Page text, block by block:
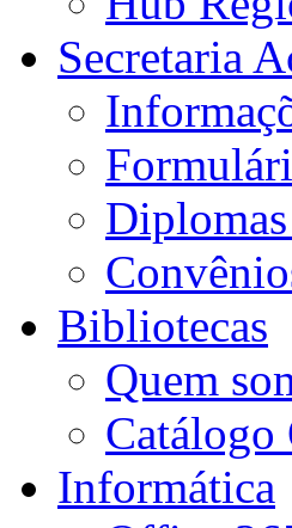
Secretaria
Bibliotecas
Quem
Catálogo
Informática